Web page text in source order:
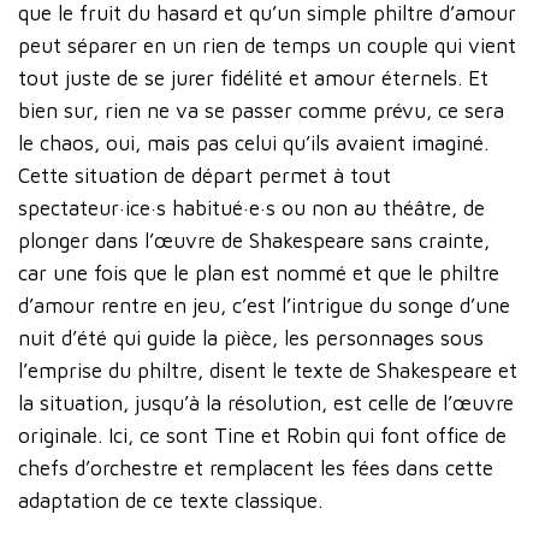
que le fruit du hasard et qu’un simple philtre d’amour
peut séparer en un rien de temps un couple qui vient
tout juste de se jurer fidélité et amour éternels. Et
bien sur, rien ne va se passer comme prévu, ce sera
le chaos, oui, mais pas celui qu’ils avaient imaginé.
Cette situation de départ permet à tout
spectateur·ice·s habitué·e·s ou non au théâtre, de
plonger dans l’œuvre de Shakespeare sans crainte,
car une fois que le plan est nommé et que le philtre
d’amour rentre en jeu, c’est l’intrigue du songe d’une
nuit d’été qui guide la pièce, les personnages sous
l’emprise du philtre, disent le texte de Shakespeare et
la situation, jusqu’à la résolution, est celle de l’œuvre
originale. Ici, ce sont Tine et Robin qui font office de
chefs d’orchestre et remplacent les fées dans cette
adaptation de ce texte classique.